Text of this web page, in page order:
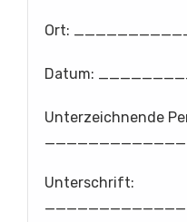
Ort:
Datum:
Unterzeichnende
Unterschrift: